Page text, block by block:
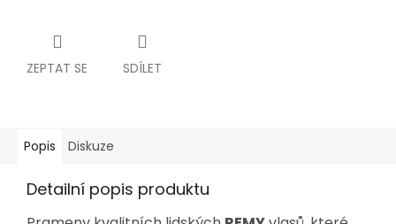
ZEPTAT SE SDÍLET
Popis Diskuze
Detailní popis produktu